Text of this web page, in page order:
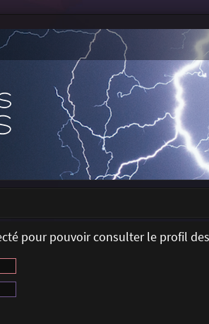
pour pouvoir consulter le profil